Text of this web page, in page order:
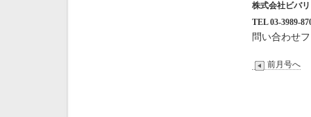
株式会社ビバ
TEL 03-3989-
問い合わせ
前月号へ